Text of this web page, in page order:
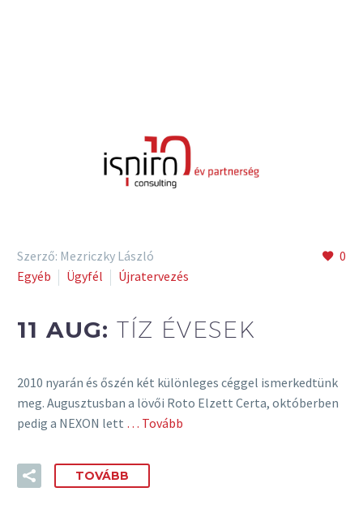
0
Szerző: Mezriczky László
Egyéb
Ügyfél Újratervezés
11 AUG:TÍZ ÉVESEK
2010 nyarán és őszén két különleges céggel ismerkedtünk
meg. Augusztusban a lövői Roto Elzett Certa, októberben
pedig a NEXON lett … Tovább
TOVÁBB